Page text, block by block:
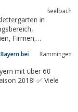
Seelbach
in
bei
Rammingen
mit über 60
2018! ✅ Viele